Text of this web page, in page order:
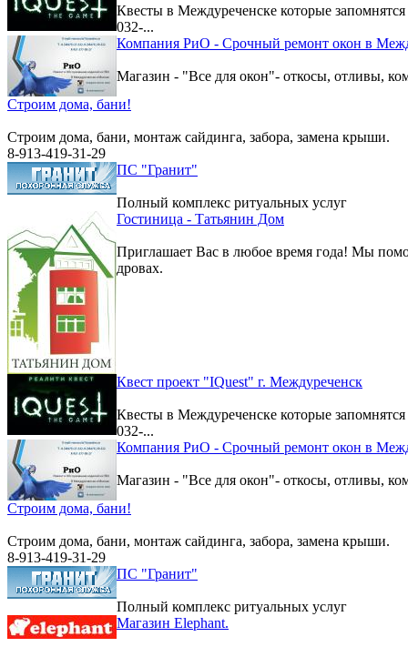
Квесты в Междуреченске которые
032-...
Компания РиО - Срочный ремонт окон в
Магазин - "Все для окон"- откосы, отливы,
Строим дома, бани!
Строим дома, бани, монтаж сайдинга, забора, замена крыши.
8-913-419-31-29
ПС "Гранит"
Полный комплекс ритуальных услуг
Гостиница - Татьянин Дом
Приглашает Вас в любое время года! Мы
дровах.
Квест проект "IQuest" г. Междуреченск
Квесты в Междуреченске которые
032-...
Компания РиО - Срочный ремонт окон в
Магазин - "Все для окон"- откосы, отливы,
Строим дома, бани!
Строим дома, бани, монтаж сайдинга, забора, замена крыши.
8-913-419-31-29
ПС "Гранит"
Полный комплекс ритуальных услуг
Магазин Elephant.